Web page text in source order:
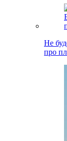
Не
про